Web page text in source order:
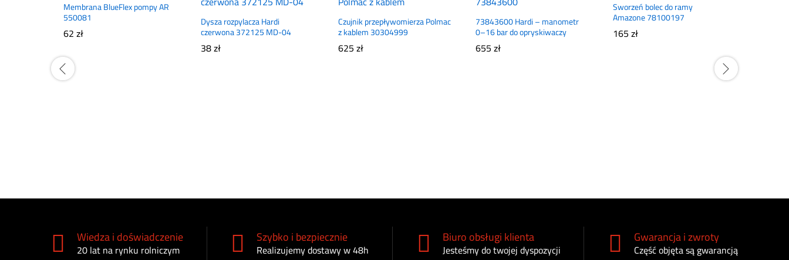
Membrana BlueFlex pompy AR
550081
62zł
Dysza rozpylacza Hardi
czerwona 372125 MD-04
38zł
Czujnik przepływomierza Polmac
z kablem 30304999
625zł
73843600 Hardi – manometr
0–16 bar do opryskiwaczy
655zł
Sworzeń bolec do ramy
Amazone 78100197
165zł
Wiedza i doświadczenie
20 lat na rynku rolniczym
Szybko i bezpiecznie
Realizujemy dostawy w 48h
Biuro obsługi klienta
Jesteśmy do twojej dyspozycji
Gwarancja i zwroty
Część objęta są gwarancją